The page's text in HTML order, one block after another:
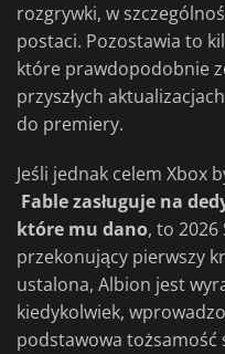
rozgrywki, w
postaci. Pozostawia to
które prawdopodobnie
przyszłych
do premiery.
Jeśli jednak celem Xbox
Fable zasługuje na
które mu dano, to 2026
przekonujący pierwszy
ustalona, Albion jest
kiedykolwiek,
podstawowa tożsamość